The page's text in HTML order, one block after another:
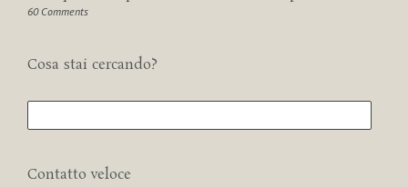
60 Comments
Cosa stai cercando?
Contatto veloce